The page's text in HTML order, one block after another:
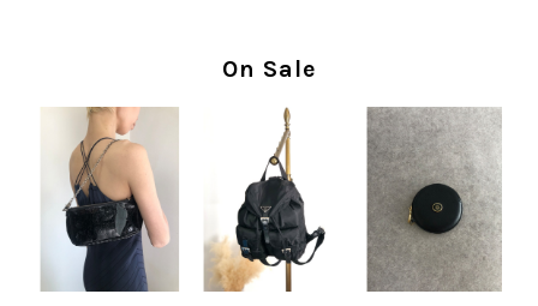
心いたしました。 また、商品からヴ
ィンテージならではの上品な魅力を感
じていただけたようで、スタッフ一同
大変励みになります！ ぜひこれから
末永くご愛用いただけましたら幸いで
す。 また気になる商品やご不明な点
などございましたら、いつでもお気軽
にご相談ください。 またご縁がござ
いましたら、ぜひよろしくお願いいた
On Sale